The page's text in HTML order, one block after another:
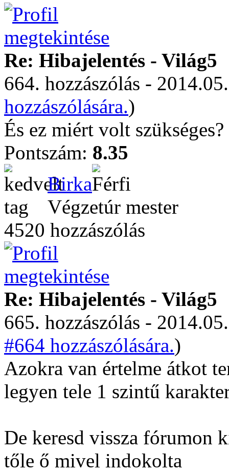
Re: Hibajelentés - Világ5
664. hozzászólás -
hozzászólására.)
És ez miért volt szükséges?
Pontszám: 8.35
Birka
Végzetúr mester
4520 hozzászólás
Re: Hibajelentés - Világ5
665. hozzászólás -
#664 hozzászólására.)
Azokra van értelme átkot
legyen tele 1 szintű
De keresd vissza fórumon
tőle ő mivel indokolta